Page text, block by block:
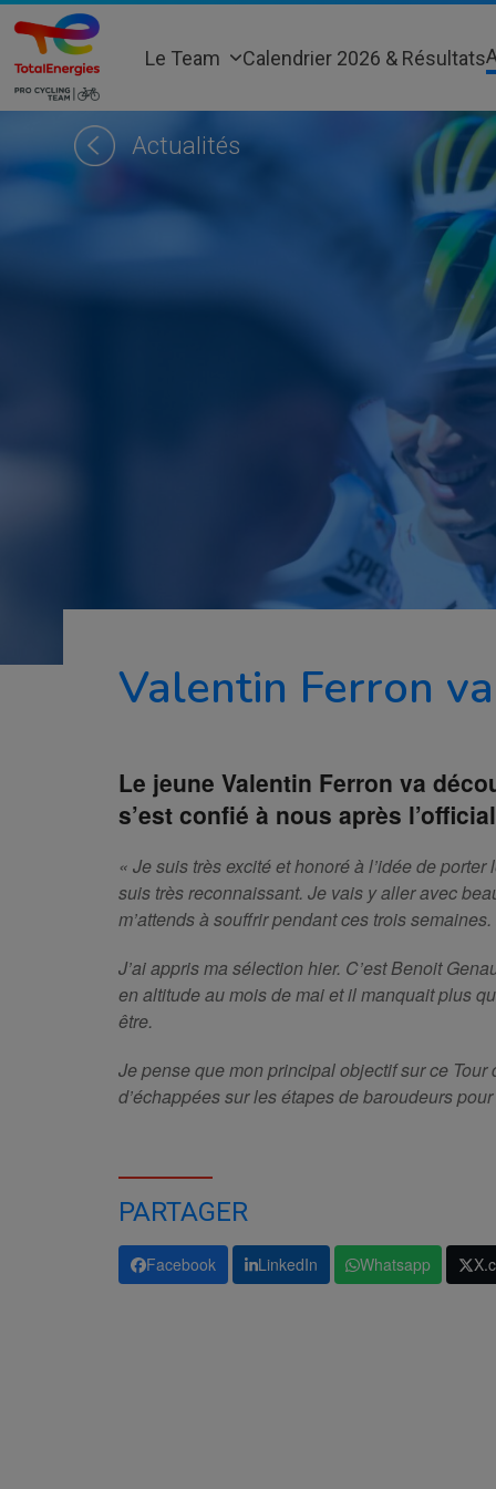
Skip
content
Le Team Calendrier 2026 & Résultats
Actualités
Valentin Ferron
Le jeune Valentin Ferron va
s’est confié à nous après
« Je suis très excité et honoré à l’idée de
suis très reconnaissant. Je vais y aller avec
m’attends à souffrir pendant ces trois
J’ai appris ma sélection hier. C’est Benoit
en altitude au mois de mai et il manquait plus
être.
Je pense que mon principal objectif sur ce Tour
d’échappées sur les étapes de baroudeurs
PARTAGER
Facebook LinkedIn Whatsapp